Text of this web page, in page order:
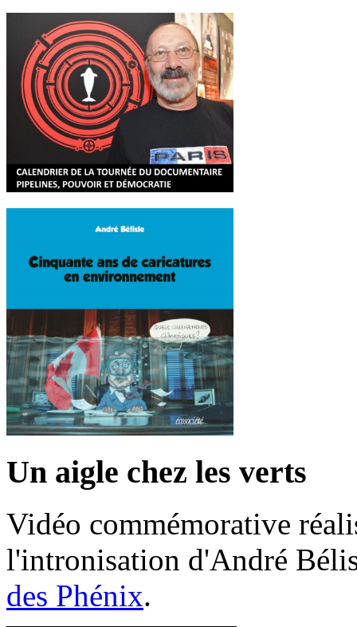
Un aigle chez les verts
Vidéo commémorative
l'intronisation d'André
des Phénix.